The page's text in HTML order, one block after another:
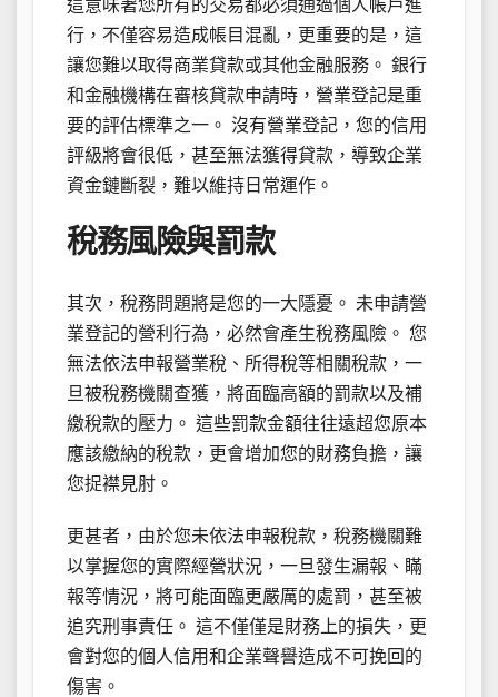
這意味著您所有的交易都必須通過個人帳戶進
行，不僅容易造成帳目混亂，更重要的是，這
讓您難以取得商業貸款或其他金融服務。 銀行
和金融機構在審核貸款申請時，營業登記是重
要的評估標準之一。 沒有營業登記，您的信用
評級將會很低，甚至無法獲得貸款，導致企業
資金鏈斷裂，難以維持日常運作。
稅務風險與罰款
其次，稅務問題將是您的一大隱憂。 未申請營
業登記的營利行為，必然會產生稅務風險。 您
無法依法申報營業稅、所得稅等相關稅款，一
旦被稅務機關查獲，將面臨高額的罰款以及補
繳稅款的壓力。 這些罰款金額往往遠超您原本
應該繳納的稅款，更會增加您的財務負擔，讓
您捉襟見肘。
更甚者，由於您未依法申報稅款，稅務機關難
以掌握您的實際經營狀況，一旦發生漏報、瞞
報等情況，將可能面臨更嚴厲的處罰，甚至被
追究刑事責任。 這不僅僅是財務上的損失，更
會對您的個人信用和企業聲譽造成不可挽回的
傷害。